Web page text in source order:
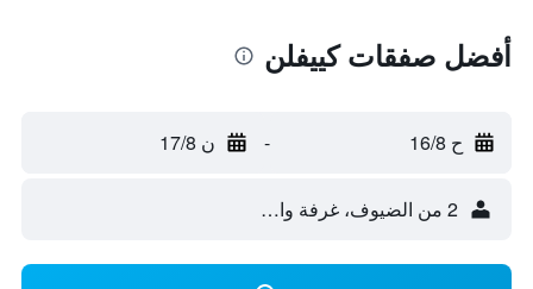
أفضل صفقات كييفلن
ح 16/8 - ن 17/8
2 من الضيوف، غرفة واحدة